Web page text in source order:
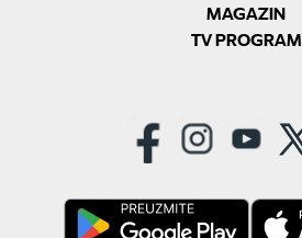
MAGAZIN
TV PROGRAM